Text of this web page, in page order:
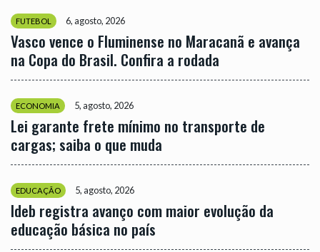
FUTEBOL 6, agosto, 2026
Vasco vence o Fluminense no Maracanã e avança
na Copa do Brasil. Confira a rodada
ECONOMIA 5, agosto, 2026
Lei garante frete mínimo no transporte de
cargas; saiba o que muda
EDUCAÇÃO 5, agosto, 2026
Ideb registra avanço com maior evolução da
educação básica no país